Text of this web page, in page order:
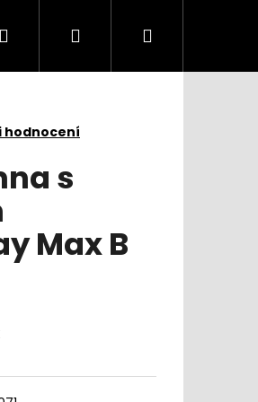
Teplovzdušné výměníky
Hledat PřihlášeníNákupní
hodnocení
s
Max B